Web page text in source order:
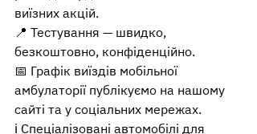
виїзних акцій.
📍 Тестування — швидко,
безкоштовно, конфіденційно.
📅 Графік виїздів мобільної
амбулаторії публікуємо на нашому
сайті та у соціальних мережах.
ℹ️ Спеціалізовані автомобілі для